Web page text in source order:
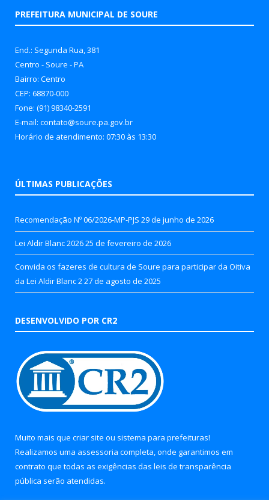
PREFEITURA MUNICIPAL DE SOURE
End.: Segunda Rua, 381
Centro - Soure - PA
Bairro: Centro
CEP: 68870-000
Fone: (91) 98340-2591
E-mail: contato@soure.pa.gov.br
Horário de atendimento: 07:30 às 13:30
ÚLTIMAS PUBLICAÇÕES
Recomendação Nº 06/2026-MP-PJS 29 de junho de 2026
Lei Aldir Blanc 202625 de fevereiro de 2026
Convida os fazeres de cultura de Soure para participar da Oitiva
da Lei Aldir Blanc 227 de agosto de 2025
DESENVOLVIDO POR CR2
Muito mais que criar site ou sistema para prefeituras!
Realizamos uma assessoria completa, onde garantimos em
contrato que todas as exigências das leis de transparência
pública serão atendidas.